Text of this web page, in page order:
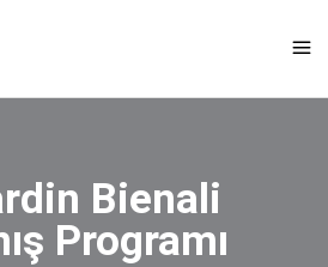
Bienali
Programı